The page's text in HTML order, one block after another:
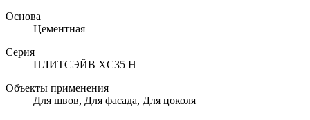
Основа
Цементная
Серия
ПЛИТСЭЙВ XC35 H
Объекты применения
Для швов, Для фасада, Для цоколя